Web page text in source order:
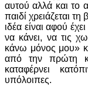
αυτού αλλά και το
παιδί χρειάζεται
ιδέα είναι αφού
να κάνει, να τις
κάνω μόνος μου»
από την πρώτη
καταφέρνει
υπόλοιπες.